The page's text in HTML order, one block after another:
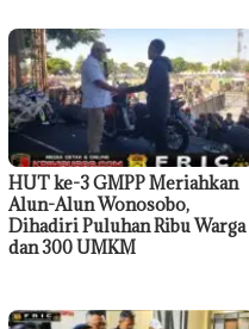
HUT ke-3 GMPP Meriahkan
Alun-Alun Wonosobo,
Dihadiri Puluhan Ribu Warga
dan 300 UMKM